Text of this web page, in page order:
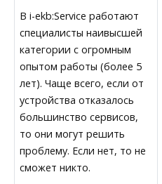
В i-ekb:Service работают
специалисты наивысшей
категории с огромным
опытом работы (более 5
лет). Чаще всего, если от
устройства отказалось
большинство сервисов,
то они могут решить
проблему. Если нет, то не
сможет никто.